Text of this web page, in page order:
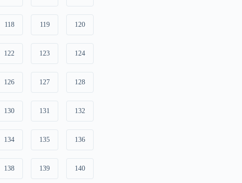
118 119 120
122 123 124
126 127 128
130 131 132
134 135 136
138 139 140